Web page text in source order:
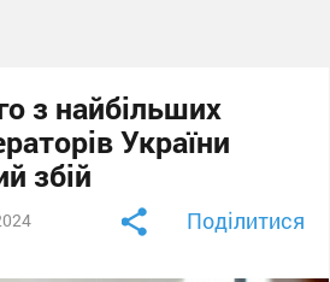
з найбільших
України
збій
Поділитися